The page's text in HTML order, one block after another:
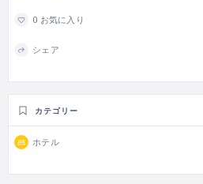
0 お気に入り
シェア
カテゴリー
ホテル